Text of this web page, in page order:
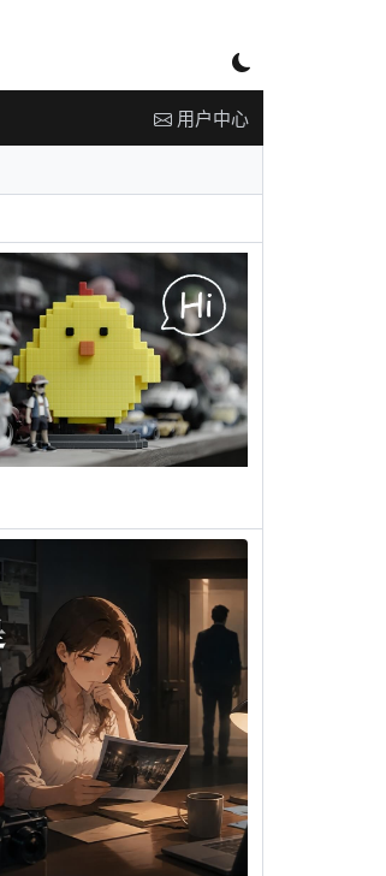
用户中心